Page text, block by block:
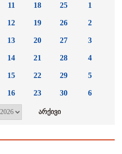
11
12
13
14
15
16
18
19
20
21
22
23
25
26
27
28
29
30
1
2
3
4
5
6